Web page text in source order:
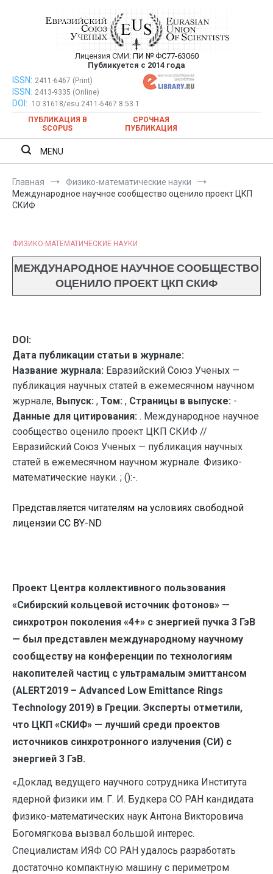
Евразийский Союз Ученых —
публикация научных статей в
ежемесячном научном журнале
Лицензия СМИ: ПИ № ФС77-63060
Публикуется с 2014 года
Евразийский Союз Ученых — публикация научных статей в
ежемесячном научном журнале
ISSN: 2411-6467 (Print)
ISSN: 2413-9335 (Online)
DOI:
10.31618/esu.2411-6467.8.53.1
ПУБЛИКАЦИЯ В
SCOPUS
СРОЧНАЯ
ПУБЛИКАЦИЯ
MENU
Главная
Физико-математические науки
Международное научное сообщество оценило проект ЦКП
СКИФ
ФИЗИКО-МАТЕМАТИЧЕСКИЕ НАУКИ
МЕЖДУНАРОДНОЕ НАУЧНОЕ СООБЩЕСТВО
ОЦЕНИЛО ПРОЕКТ ЦКП СКИФ
DOI:
Дата публикации статьи в журнале:
Название журнала: Евразийский Союз Ученых —
публикация научных статей в ежемесячном научном
журнале, Выпуск: , Том: , Страницы в выпуске: -
Данные для цитирования: . Международное научное
сообщество оценило проект ЦКП СКИФ //
Евразийский Союз Ученых — публикация научных
статей в ежемесячном научном журнале. Физико-
математические науки. ; ():-.
Представляется читателям на условиях свободной
лицензии CC BY-ND
Проект Центра коллективного пользования
«Сибирский кольцевой источник фотонов» —
синхротрон поколения «4+» с энергией пучка 3 ГэВ
— был представлен международному научному
сообществу на конференции по технологиям
накопителей частиц с ультрамалым эмиттансом
(ALERT2019 – Advanced Low Emittance Rings
Technology 2019) в Греции. Эксперты отметили,
что ЦКП «СКИФ» — лучший среди проектов
источников синхротронного излучения (СИ) с
энергией 3 ГэВ.
«Доклад ведущего научного сотрудника Института
ядерной физики им. Г. И. Будкера СО РАН кандидата
физико-математических наук Антона Викторовича
Богомягкова вызвал большой интерес.
Специалистам ИЯФ СО РАН удалось разработать
достаточно компактную машину с периметром